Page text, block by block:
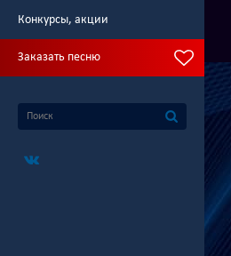
Конкурсы, акции
Заказать песню